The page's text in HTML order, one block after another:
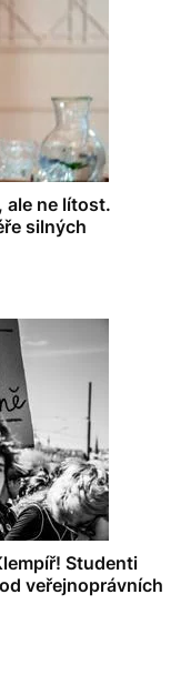
ale ne lítost.
silných
Studenti
veřejnoprávních